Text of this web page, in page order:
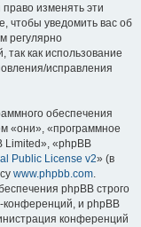
изменять эти
чтобы уведомить вас об
регулярно
так как использование
исправления
обеспечения
«они», «программное
Limited», «phpBB
Public License v2» (в
www.phpbb.com.
phpBB строго
конференций, и phpBB
конференций